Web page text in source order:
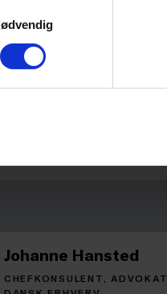
2026
2026
Johanne Hansted
CHEFKONSULENT, ADVOKAT